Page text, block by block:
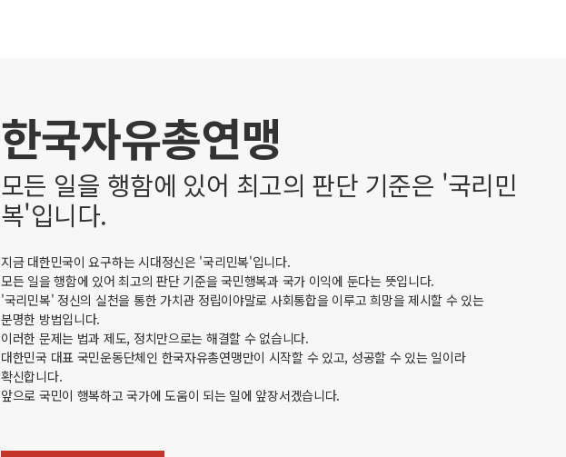
한국자유총연맹
모든 일을 행함에 있어 최고의 판단 기준은 '국리민
복'입니다.
지금 대한민국이 요구하는 시대정신은 '국리민복'입니다.
모든 일을 행함에 있어 최고의 판단 기준을 국민행복과 국가 이익에 둔다는 뜻입니다.
'국리민복' 정신의 실천을 통한 가치관 정립이야말로 사회통합을 이루고 희망을 제시할 수 있는
분명한 방법입니다.
이러한 문제는 법과 제도, 정치만으로는 해결할 수 없습니다.
대한민국 대표 국민운동단체인 한국자유총연맹만이 시작할 수 있고, 성공할 수 있는 일이라
확신합니다.
앞으로 국민이 행복하고 국가에 도움이 되는 일에 앞장서겠습니다.